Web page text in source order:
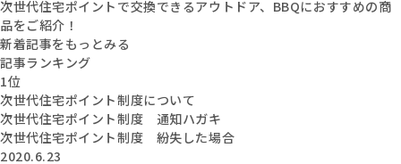
次世代住宅ポイントで交換できるアウトドア、BBQにおすすめの商
品をご紹介！
新着記事をもっとみる
記事ランキング
1位
次世代住宅ポイント制度について
次世代住宅ポイント制度 通知ハガキ
次世代住宅ポイント制度 紛失した場合
2020.6.23